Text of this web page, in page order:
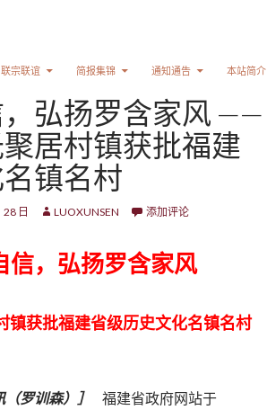
联宗联谊 简报集锦 通知通告 本站简介
弘扬罗含家风 ——
居村镇获批福建
镇名村
日 LUOXUNSEN 添加评论
信，弘扬罗含家风
获批福建省级历史文化名镇名村
（罗训森）］
福建省政府网站于